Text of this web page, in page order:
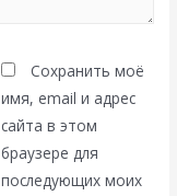
Сохранить моё
имя, email и адрес
сайта в этом
браузере для
последующих моих